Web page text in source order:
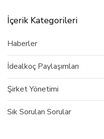
İçerik Kategorileri
Haberler
İdealkoç Paylaşımları
Şirket Yönetimi
Sık Sorulan Sorular